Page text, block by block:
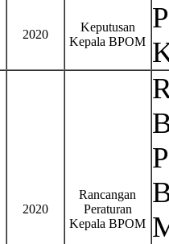
2020
Keputusan
Kepala BPOM
2020
Rancangan
Peraturan
Kepala BPOM